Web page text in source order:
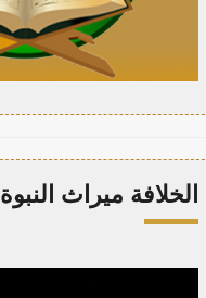
الخلافة ميراث النبوة